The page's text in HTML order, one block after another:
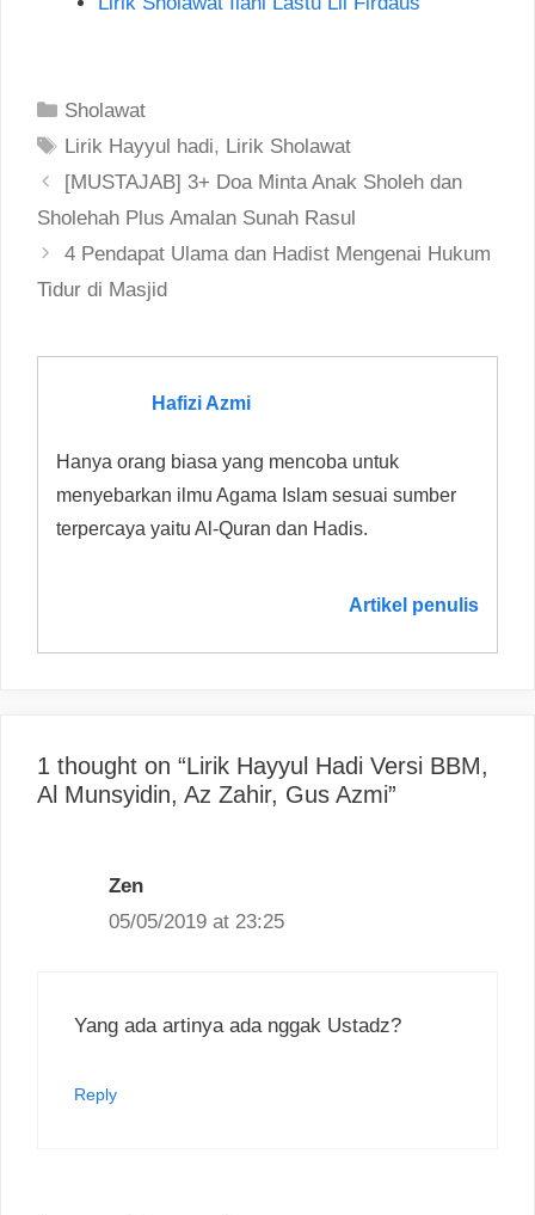
Categories
Sholawat
Tags
Lirik Hayyul hadi, Lirik Sholawat
Post
navigation
[MUSTAJAB] 3+ Doa Minta Anak Sholeh dan
Sholehah Plus Amalan Sunah Rasul
4 Pendapat Ulama dan Hadist Mengenai Hukum
Tidur di Masjid
Hafizi Azmi
Hanya orang biasa yang mencoba untuk
menyebarkan ilmu Agama Islam sesuai sumber
terpercaya yaitu Al-Quran dan Hadis.
Artikel penulis
1 thought on “Lirik Hayyul Hadi Versi BBM,
Al Munsyidin, Az Zahir, Gus Azmi”
Zen
05/05/2019 at 23:25
Yang ada artinya ada nggak Ustadz?
Reply